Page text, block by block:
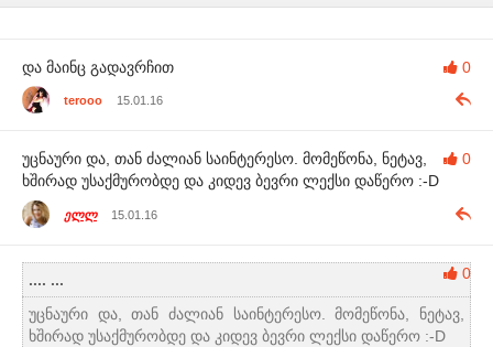
0
და მაინც გადავრჩით
terooo 15.01.16
0
უცნაური და, თან ძალიან საინტერესო. მომეწონა, ნეტავ,
ხშირად უსაქმურობდე და კიდევ ბევრი ლექსი დაწერო :-D
ელლ 15.01.16
0
.... ...
უცნაური და, თან ძალიან საინტერესო. მომეწონა, ნეტავ,
ხშირად უსაქმურობდე და კიდევ ბევრი ლექსი დაწერო :-D